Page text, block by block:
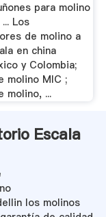
para molino
Los
de molino a
en china
y Colombia;
molino MIC ;
molino, ...
Escala
los molinos